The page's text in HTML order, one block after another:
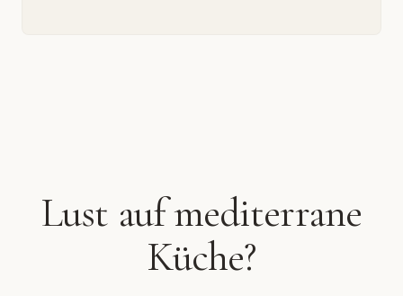
Lust auf mediterrane
Küche?